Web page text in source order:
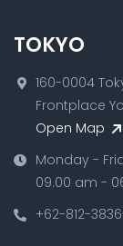
TOKYO
160-0004
Frontplace
Open Map
Monday -
09.00 am -
+62-812-